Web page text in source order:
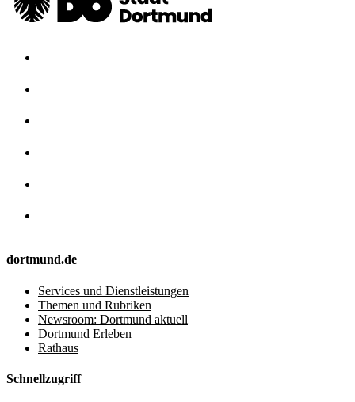
dortmund.de
Services und Dienstleistungen
Themen und Rubriken
Newsroom: Dortmund aktuell
Dortmund Erleben
Rathaus
Schnellzugriff